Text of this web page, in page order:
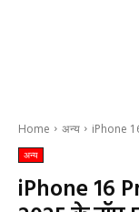
Home अन्य iPhone
अन्य
iPhone 16